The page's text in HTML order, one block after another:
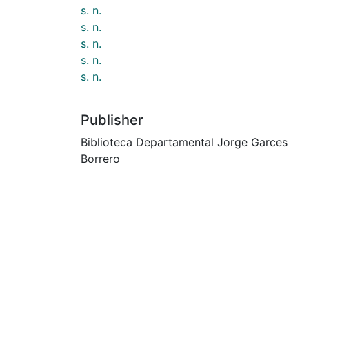
s. n.
s. n.
s. n.
s. n.
s. n.
Publisher
Biblioteca Departamental Jorge Garces
Borrero